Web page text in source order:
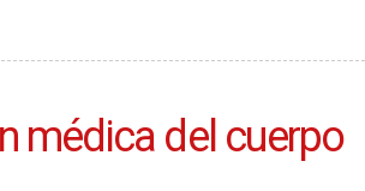
médica del cuerpo